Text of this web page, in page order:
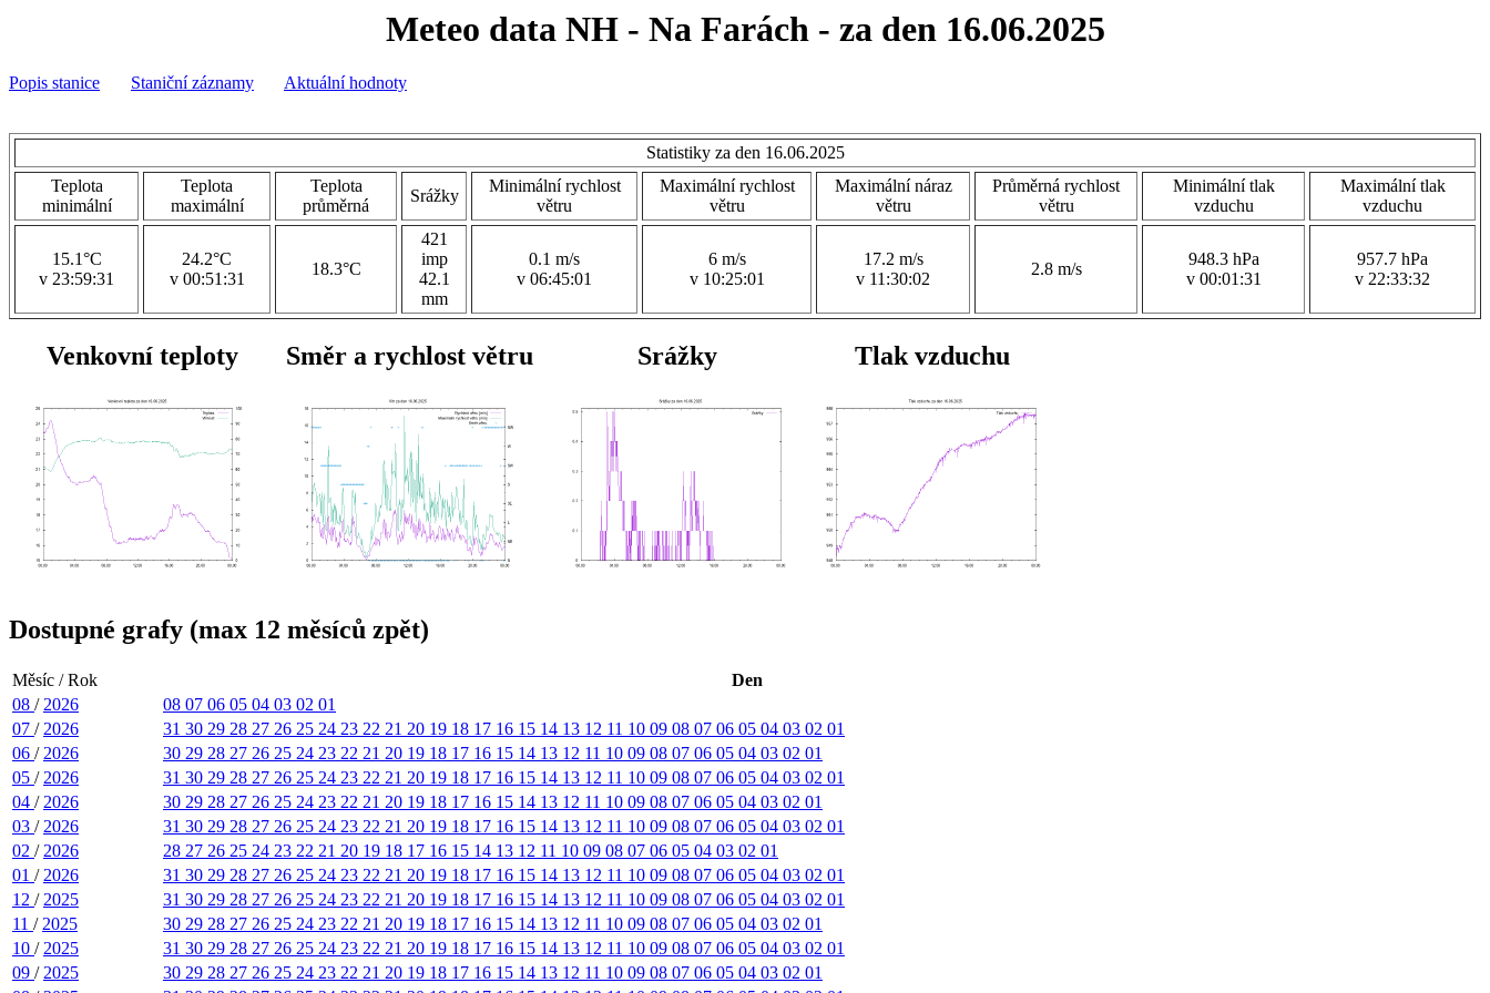
Meteo data NH - Na Farách - za den 16.06.2025
Popis stanice Staniční záznamy Aktuální hodnoty
Statistiky za den 16.06.2025
Teplota
minimální
Teplota
maximální
Teplota
průměrná
Srážky
Minimální rychlost
větru
Maximální rychlost
větru
Maximální náraz
větru
Průměrná rychlost
větru
Minimální tlak
vzduchu
Maximální tlak
vzduchu
15.1°C
v 23:59:31
24.2°C
v 00:51:31
18.3°C
421
imp
42.1
mm
0.1 m/s
v 06:45:01
6 m/s
v 10:25:01
17.2 m/s
v 11:30:02
2.8 m/s
948.3 hPa
v 00:01:31
957.7 hPa
v 22:33:32
Venkovní teploty Směr a rychlost větru Srážky Tlak vzduchu
Dostupné grafy (max 12 měsíců zpět)
Měsíc / Rok
Den
08 / 2026 08 07 06 05 04 03 02 01
07 / 2026 31 30 29 28 27 26 25 24 23 22 21 20 19 18 17 16 15 14 13 12 11 10 09 08 07 06 05 04 03 02 01
06 / 2026 30 29 28 27 26 25 24 23 22 21 20 19 18 17 16 15 14 13 12 11 10 09 08 07 06 05 04 03 02 01
05 / 2026 31 30 29 28 27 26 25 24 23 22 21 20 19 18 17 16 15 14 13 12 11 10 09 08 07 06 05 04 03 02 01
04 / 2026 30 29 28 27 26 25 24 23 22 21 20 19 18 17 16 15 14 13 12 11 10 09 08 07 06 05 04 03 02 01
03 / 2026 31 30 29 28 27 26 25 24 23 22 21 20 19 18 17 16 15 14 13 12 11 10 09 08 07 06 05 04 03 02 01
02 / 2026 28 27 26 25 24 23 22 21 20 19 18 17 16 15 14 13 12 11 10 09 08 07 06 05 04 03 02 01
01 / 2026 31 30 29 28 27 26 25 24 23 22 21 20 19 18 17 16 15 14 13 12 11 10 09 08 07 06 05 04 03 02 01
12 / 2025 31 30 29 28 27 26 25 24 23 22 21 20 19 18 17 16 15 14 13 12 11 10 09 08 07 06 05 04 03 02 01
11 / 2025 30 29 28 27 26 25 24 23 22 21 20 19 18 17 16 15 14 13 12 11 10 09 08 07 06 05 04 03 02 01
10 / 2025 31 30 29 28 27 26 25 24 23 22 21 20 19 18 17 16 15 14 13 12 11 10 09 08 07 06 05 04 03 02 01
09 / 2025 30 29 28 27 26 25 24 23 22 21 20 19 18 17 16 15 14 13 12 11 10 09 08 07 06 05 04 03 02 01